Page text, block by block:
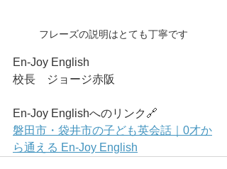
フレーズの説明はとても丁寧です
En-Joy English
校長　ジョージ赤阪
En-Joy Englishへのリンク🔗
磐田市・袋井市の子ども英会話｜0才か
ら通える En-Joy English